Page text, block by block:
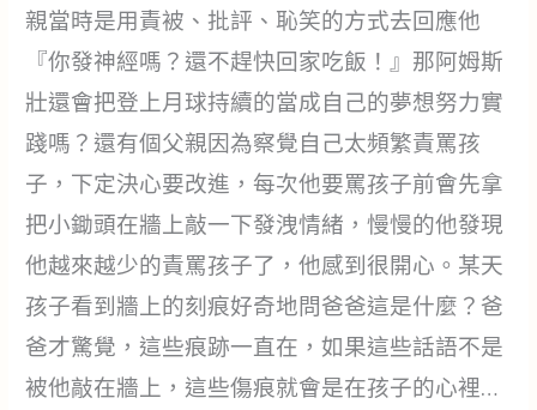
親當時是用責被、批評、恥笑的方式去回應他
『你發神經嗎？還不趕快回家吃飯！』那阿姆斯
壯還會把登上月球持續的當成自己的夢想努力實
踐嗎？還有個父親因為察覺自己太頻繁責罵孩
子，下定決心要改進，每次他要罵孩子前會先拿
把小鋤頭在牆上敲一下發洩情緒，慢慢的他發現
他越來越少的責罵孩子了，他感到很開心。某天
孩子看到牆上的刻痕好奇地問爸爸這是什麼？爸
爸才驚覺，這些痕跡一直在，如果這些話語不是
被他敲在牆上，這些傷痕就會是在孩子的心裡…